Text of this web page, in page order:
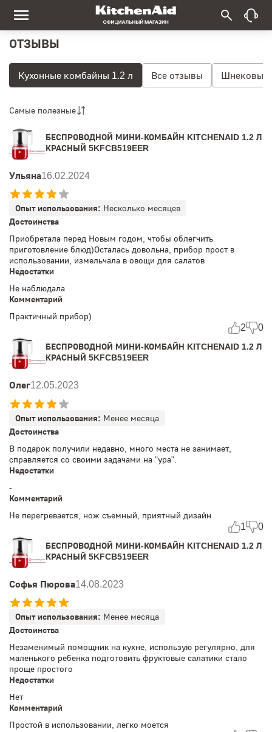
ОТЗЫВЫ
Все отзывы Шнековые
Кухонные комбайны 1.2 л
Самые полезные
БЕСПРОВОДНОЙ МИНИ-КОМБАЙН KITCHENAID 1.2 Л
КРАСНЫЙ 5KFCB519EER
Ульяна16.02.2024
Опыт использования: Несколько месяцев
Достоинства
Приобретала перед Новым годом, чтобы облегчить
приготовление блюд)Осталась довольна, прибор прост в
использовании, измельчала в овощи для салатов
Недостатки
Не наблюдала
Комментарий
Практичный прибор)
2 0
БЕСПРОВОДНОЙ МИНИ-КОМБАЙН KITCHENAID 1.2 Л
КРАСНЫЙ 5KFCB519EER
Олег12.05.2023
Опыт использования: Менее месяца
Достоинства
В подарок получили недавно, много места не занимает,
справляется со своими задачами на "ура".
Недостатки
-
Комментарий
Не перегревается, нож съемный, приятный дизайн
1 0
БЕСПРОВОДНОЙ МИНИ-КОМБАЙН KITCHENAID 1.2 Л
КРАСНЫЙ 5KFCB519EER
Софья Пюрова14.08.2023
Опыт использования: Менее месяца
Достоинства
Незаменимый помощник на кухне, использую регулярно, для
маленького ребенка подготовить фруктовые салатики стало
проще простого
Недостатки
Нет
Комментарий
Простой в использовании, легко моется